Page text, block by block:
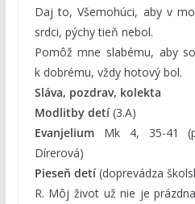
Daj to, Všemohúci, aby v
srdci, pýchy tieň nebol.
Pomôž mne slabému, aby
k dobrému, vždy hotový bol.
Sláva, pozdrav, kolekta
Modlitby detí (3.A)
Evanjelium Mk 4, 35-41
Dírerová)
Pieseň detí (doprevádza
R. Môj život už nie je